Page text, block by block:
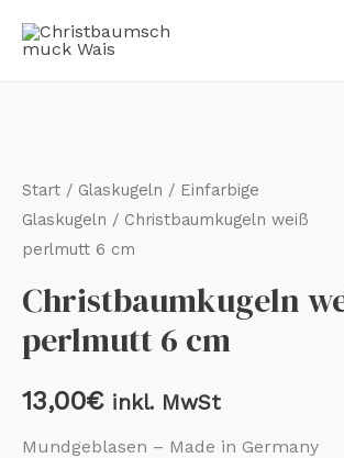
Inhalt
Start / Glaskugeln / Einfarbige
Glaskugeln / Christbaumkugeln weiß
perlmutt 6 cm
Christbaumkugeln
perlmutt 6 cm
13,00€ inkl. MwSt
Mundgeblasen – Made in Germany
perlmutt
6
cm